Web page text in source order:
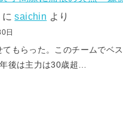
にsaichin より
日
てもらった。このチームでベ
後は主力は30歳超…